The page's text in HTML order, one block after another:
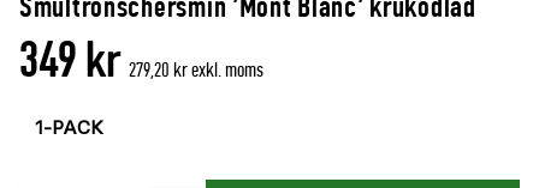
Smultronschersmin 'Mont Blanc' krukodlad
349 kr 279,20 kr exkl. moms